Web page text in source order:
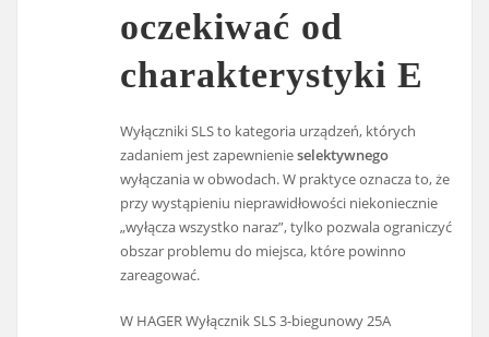
oczekiwać od
charakterystyki E
Wyłączniki SLS to kategoria urządzeń, których
zadaniem jest zapewnienieselektywnego
wyłączania w obwodach. W praktyce oznacza to, że
przy wystąpieniu nieprawidłowości niekoniecznie
„wyłącza wszystko naraz”, tylko pozwala ograniczyć
obszar problemu do miejsca, które powinno
zareagować.
W HAGER Wyłącznik SLS 3-biegunowy 25A